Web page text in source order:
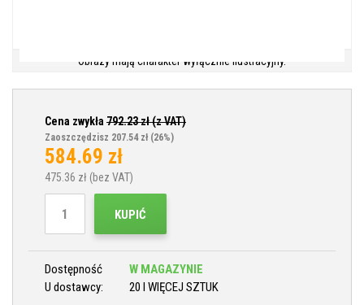
Obrazy mają charakter wyłącznie ilustracyjny.
Cena zwykła 792.23zł (z VAT)
Zaoszczędzisz 207.54 zł (26%)
584.69 zł
475.36 zł (bez VAT)
KUPIĆ
Dostępność
W MAGAZYNIE
U dostawcy:
20 I WIĘCEJ SZTUK